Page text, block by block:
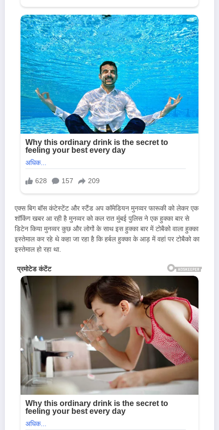
एक्स बिग बॉस कंटेस्टेंट और स्टैंड अप कॉमेडियन मुनव्वर फारूकी को लेकर एक
शॉकिंग खबर आ रही है मुनव्वर को कल रात मुंबई पुलिस ने एक हुक्का बार से
डिटेन किया मुनव्वर कुछ और लोगों के साथ इस हुक्का बार में टोबैको वाला हुक्का
इस्तेमाल कर रहे थे कहा जा रहा है कि हर्बल हुक्का के आड़ में वहां पर टोबैको का
इस्तेमाल हो रहा था.